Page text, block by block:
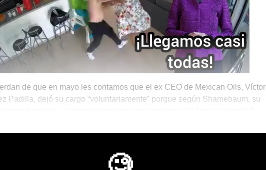
de que en mayo les contamos que el ex CEO de Mexican Oils, Víctor
Padilla, dejó su cargo “voluntariamente” porque según Shamebaum, su